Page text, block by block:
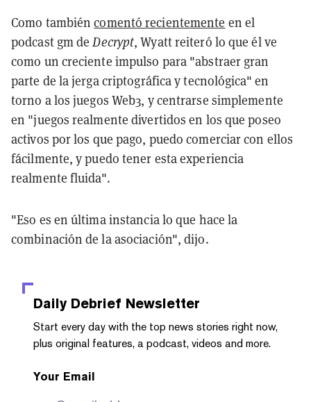
Como tambiéncomentó recientemente en el
podcast gm deDecrypt, Wyatt reiteró lo que él ve
como un creciente impulso para "abstraer gran
parte de la jerga criptográfica y tecnológica" en
torno a los juegos Web3, y centrarse simplemente
en "juegos realmente divertidos en los que poseo
activos por los que pago, puedo comerciar con ellos
fácilmente, y puedo tener esta experiencia
realmente fluida".
"Eso es en última instancia lo que hace la
combinación de la asociación", dijo.
Daily Debrief Newsletter
Start every day with the top news stories right now,
plus original features, a podcast, videos and more.
Your Email